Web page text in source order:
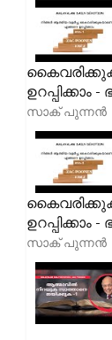
ഉറപ്പിക്കാം -
സാക് പുന്നൻ
ഉറപ്പിക്കാം -
സാക് പുന്നൻ